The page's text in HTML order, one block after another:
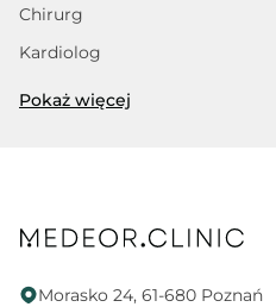
Chirurg
Kardiolog
Trycholog
Proktolog
Fizjoterapia uroginekologiczna
Pokaż więcej
Morasko 24, 61-680 Poznań